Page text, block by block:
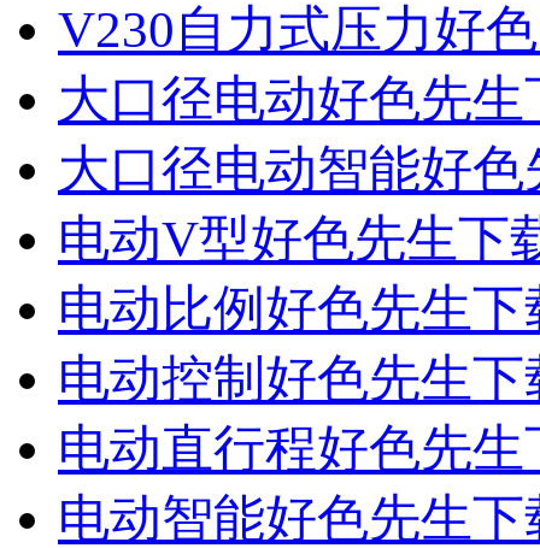
V230自力式压力好
大口径电动好色先
大口径电动智能好
电动V型好色先生下
电动比例好色先生
电动控制好色先生
电动直行程好色先
电动智能好色先生